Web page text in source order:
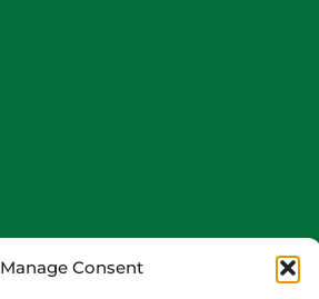
Manage Consent